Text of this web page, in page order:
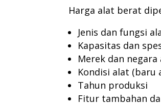
Harga alat berat
Jenis dan fungsi
Kapasitas dan
Merek dan negara
Kondisi alat (baru
Tahun produksi
Fitur tambahan